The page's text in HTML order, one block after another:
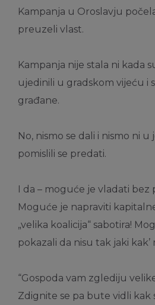
Kampanja u Oroslavju
preuzeli vlast.
Kampanja nije stala ni kada
ujedinili u gradskom vijeću i
građane.
No, nismo se dali i nismo ni
pomislili se predati.
I da – moguće je vladati bez
Moguće je napraviti
„velika koalicija“ sabotira!
pokazali da nisu tak jaki kak’
“Gospoda vam zglediju
Zdignite se pa bute vidli kak